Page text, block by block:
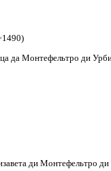
да Монтефельтро ди
ди Монтефельтро